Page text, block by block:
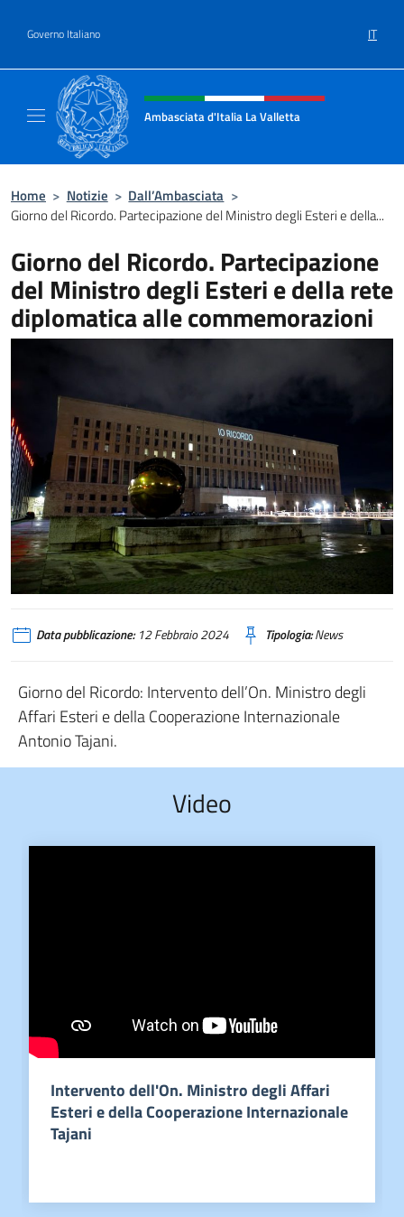
Governo Italiano IT
Intestazione sito, social e menù
Ambasciata d'Italia La Valletta
Home > Notizie > Dall’Ambasciata >
Giorno del Ricordo. Partecipazione del Ministro degli Esteri e della...
Giorno del Ricordo. Partecipazione
del Ministro degli Esteri e della rete
diplomatica alle commemorazioni
Data pubblicazione:12 Febbraio 2024 Tipologia:News
Giorno del Ricordo: Intervento dell’On. Ministro degli
Affari Esteri e della Cooperazione Internazionale
Antonio Tajani.
Video
Intervento dell'On. Ministro degli Affari
Esteri e della Cooperazione Internazionale
Tajani